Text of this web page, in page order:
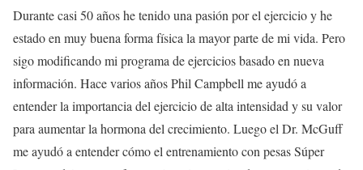
Durante casi 50 años he tenido una pasión por el ejercicio y he
estado en muy buena forma física la mayor parte de mi vida. Pero
sigo modificando mi programa de ejercicios basado en nueva
información. Hace varios años Phil Campbell me ayudó a
entender la importancia del ejercicio de alta intensidad y su valor
para aumentar la hormona del crecimiento. Luego el Dr. McGuff
me ayudó a entender cómo el entrenamiento con pesas Súper